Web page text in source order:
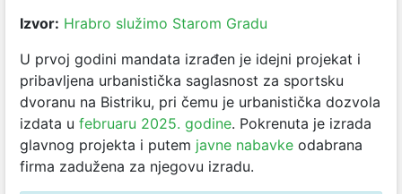
Izvor: Hrabro služimo Starom Gradu
U prvoj godini mandata izrađen je idejni projekat i
pribavljena urbanistička saglasnost za sportsku
dvoranu na Bistriku, pri čemu je urbanistička dozvola
izdata u februaru 2025. godine. Pokrenuta je izrada
glavnog projekta i putem javne nabavke odabrana
firma zadužena za njegovu izradu.